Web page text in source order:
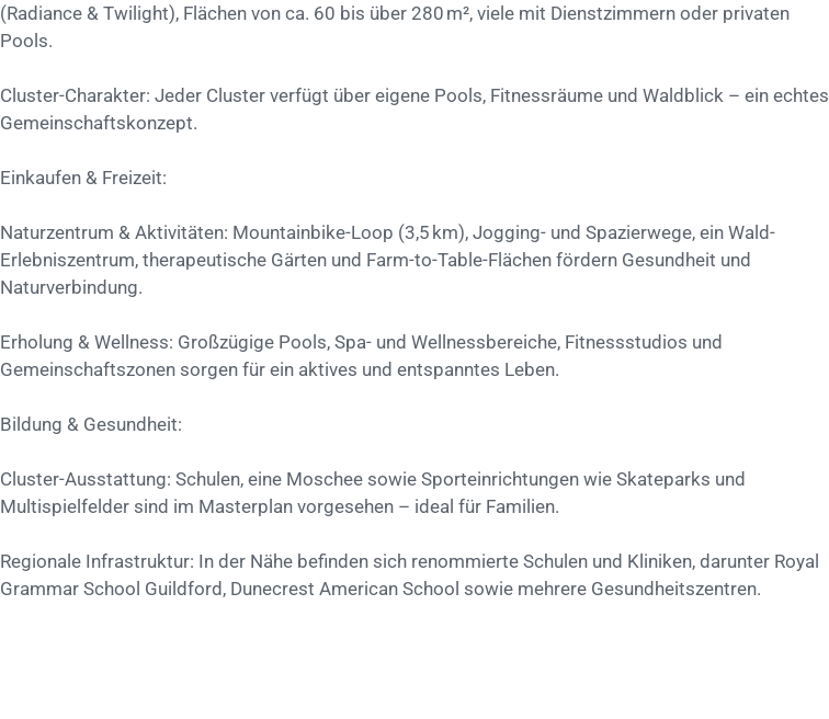
(Radiance & Twilight), Flächen von ca. 60 bis über 280 m², viele mit Dienstzimmern oder privaten
Pools.
Cluster-Charakter: Jeder Cluster verfügt über eigene Pools, Fitnessräume und Waldblick – ein echtes
Gemeinschaftskonzept.
Einkaufen & Freizeit:
Naturzentrum & Aktivitäten: Mountainbike-Loop (3,5 km), Jogging- und Spazierwege, ein Wald-
Erlebniszentrum, therapeutische Gärten und Farm-to-Table-Flächen fördern Gesundheit und
Naturverbindung.
Erholung & Wellness: Großzügige Pools, Spa- und Wellnessbereiche, Fitnessstudios und
Gemeinschaftszonen sorgen für ein aktives und entspanntes Leben.
Bildung & Gesundheit:
Cluster-Ausstattung: Schulen, eine Moschee sowie Sporteinrichtungen wie Skateparks und
Multispielfelder sind im Masterplan vorgesehen – ideal für Familien.
Regionale Infrastruktur: In der Nähe befinden sich renommierte Schulen und Kliniken, darunter Royal
Grammar School Guildford, Dunecrest American School sowie mehrere Gesundheitszentren.